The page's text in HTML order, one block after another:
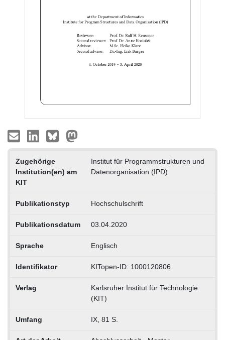
Zugehörige
Institution(en) am
KIT
Institut für Programmstrukturen und
Datenorganisation (IPD)
Publikationstyp Hochschulschrift
Publikationsdatum 03.04.2020
Sprache Englisch
Identifikator KITopen-ID: 1000120806
Verlag
Karlsruher Institut für Technologie
(KIT)
Umfang IX, 81 S.